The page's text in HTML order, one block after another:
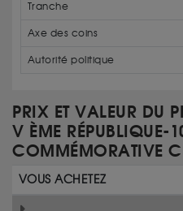
Tranche
Axe des coins
Autorité politique
PRIX ET VALEUR DU
V ÈME RÉPUBLIQUE-
COMMÉMORATIVE
VOUS ACHETEZ